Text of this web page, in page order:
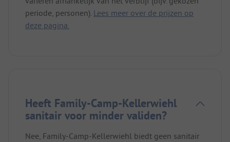
periode, personen). Lees meer over de prijzen op
deze pagina.
Heeft Family-Camp-Kellerwiehl
sanitair voor minder validen?
Nee, Family-Camp-Kellerwiehl biedt geen sanitair